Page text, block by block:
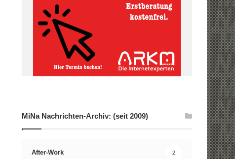
MiNa Nachrichten-Archiv: (seit 2009)
After-Work 2